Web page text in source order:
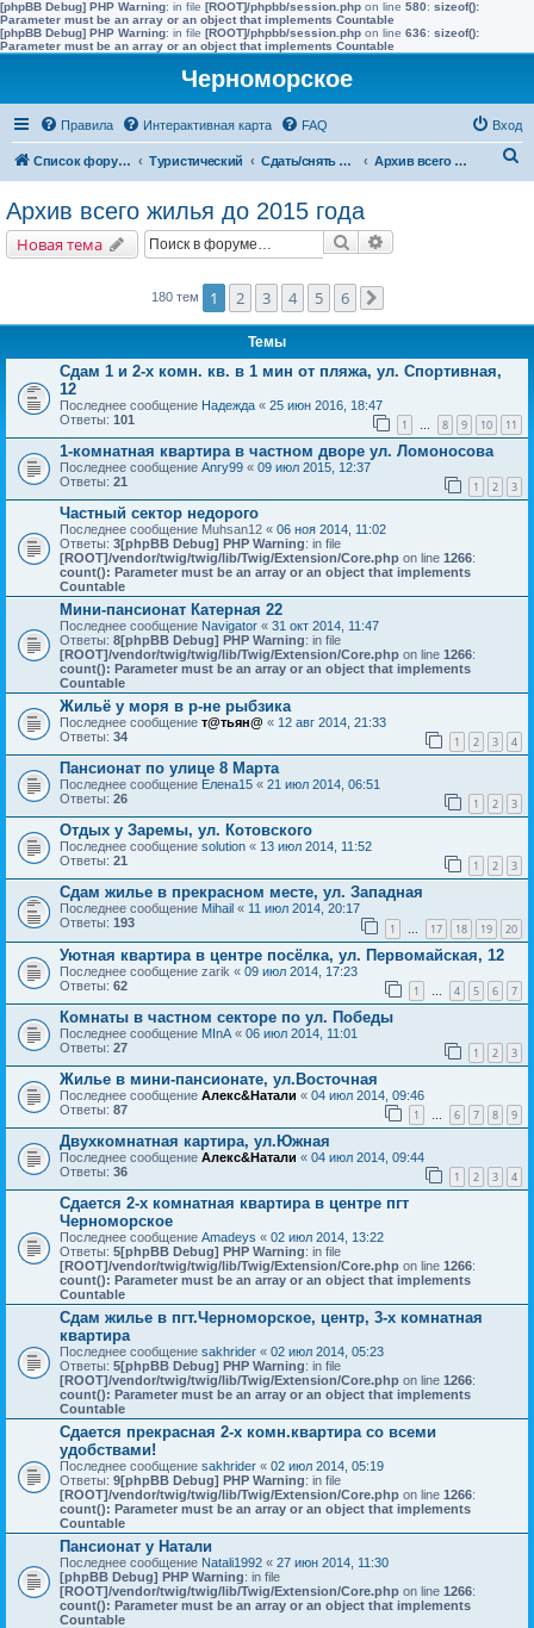
[phpBB Debug] PHP Warning: in file [ROOT]/phpbb/session.php on line 580: sizeof():
Parameter must be an array or an object that implements Countable
[phpBB Debug] PHP Warning: in file [ROOT]/phpbb/session.php on line 636: sizeof():
Parameter must be an array or an object that implements Countable
Черноморское
Правила Интерактивная карта FAQ Вход
Список форумов Туристический Сдать/снять в других населенных пунктах района Архив всего жилья до 2015 года
Архив всего жилья до 2015 года
Новая тема Поиск
180 тем 1 2 3 4 5 6
Темы
Сдам 1 и 2-х комн. кв. в 1 мин от пляжа, ул. Спортивная,
12
Последнее сообщение Надежда « 25 июн 2016, 18:47
Ответы: 101 1 … 8 9 10 11
1-комнатная квартира в частном дворе ул. Ломоносова
Последнее сообщение Anry99 « 09 июл 2015, 12:37
Ответы: 21 1 2 3
Частный сектор недорого
Последнее сообщение Muhsan12 « 06 ноя 2014, 11:02
Ответы: 3[phpBB Debug] PHP Warning: in file
[ROOT]/vendor/twig/twig/lib/Twig/Extension/Core.php on line 1266:
count(): Parameter must be an array or an object that implements
Countable
Мини-пансионат Катерная 22
Последнее сообщение Navigator « 31 окт 2014, 11:47
Ответы: 8[phpBB Debug] PHP Warning: in file
[ROOT]/vendor/twig/twig/lib/Twig/Extension/Core.php on line 1266:
count(): Parameter must be an array or an object that implements
Countable
Жильё у моря в р-не рыбзика
Последнее сообщение т@тьян@ « 12 авг 2014, 21:33
Ответы: 34 1 2 3 4
Пансионат по улице 8 Марта
Последнее сообщение Елена15 « 21 июл 2014, 06:51
Ответы: 26 1 2 3
Отдых у Заремы, ул. Котовского
Последнее сообщение solution « 13 июл 2014, 11:52
Ответы: 21 1 2 3
Сдам жилье в прекрасном месте, ул. Западная
Последнее сообщение Mihail « 11 июл 2014, 20:17
Ответы: 193 1 17 18 19 20
Уютная квартира в центре посёлка, ул. Первомайская, 12
Последнее сообщение zarik « 09 июл 2014, 17:23
Ответы: 62 1 4 5 6 7
Комнаты в частном секторе по ул. Победы
Последнее сообщение MInA « 06 июл 2014, 11:01
Ответы: 27 1 2 3
Жилье в мини-пансионате, ул.Восточная
Последнее сообщение Алекс&Натали « 04 июл 2014, 09:46
Ответы: 87 1 6 7 8 9
Двухкомнатная картира, ул.Южная
Последнее сообщение Алекс&Натали « 04 июл 2014, 09:44
Ответы: 36 1 2 3 4
Сдается 2-х комнатная квартира в центре пгт
Черноморское
Последнее сообщение Amadeys « 02 июл 2014, 13:22
Ответы: 5[phpBB Debug] PHP Warning: in file
[ROOT]/vendor/twig/twig/lib/Twig/Extension/Core.php on line 1266:
count(): Parameter must be an array or an object that implements
Countable
Сдам жилье в пгт.Черноморское, центр, 3-х комнатная
квартира
Последнее сообщение sakhrider « 02 июл 2014, 05:23
Ответы: 5[phpBB Debug] PHP Warning: in file
[ROOT]/vendor/twig/twig/lib/Twig/Extension/Core.php on line 1266:
count(): Parameter must be an array or an object that implements
Countable
Сдается прекрасная 2-х комн.квартира со всеми
удобствами!
Последнее сообщение sakhrider « 02 июл 2014, 05:19
Ответы: 9[phpBB Debug] PHP Warning: in file
[ROOT]/vendor/twig/twig/lib/Twig/Extension/Core.php on line 1266:
count(): Parameter must be an array or an object that implements
Countable
Пансионат у Натали
Последнее сообщение Natali1992 « 27 июн 2014, 11:30
[phpBB Debug] PHP Warning: in file
[ROOT]/vendor/twig/twig/lib/Twig/Extension/Core.php on line 1266:
count(): Parameter must be an array or an object that implements
Countable